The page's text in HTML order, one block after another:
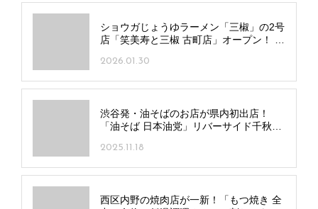
ショウガじょうゆラーメン「三椒」の2号
店「笑美寿と三椒 古町店」オープン！ 多
2026.01.30
渋谷発・油そばのお店が県内初出店！
「油そば 日本油党」リバーサイド千秋に
2025.11.18
西区内野の焼肉店が一新！「もつ焼き 全